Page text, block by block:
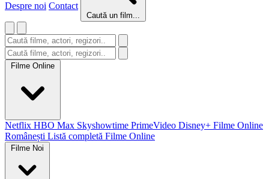
Despre noi Contact
Caută un film...
Filme Online
Netflix HBO Max Skyshowtime PrimeVideo Disney+ Filme Online
Românești Listă completă Filme Online
Filme Noi